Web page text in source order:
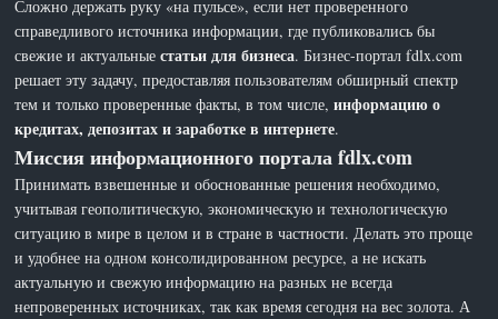
Сложно держать руку «на пульсе», если нет проверенного
справедливого источника информации, где публиковались бы
свежие и актуальныестатьи для бизнеса. Бизнес-портал fdlx.com
решает эту задачу, предоставляя пользователям обширный спектр
тем и только проверенные факты, в том числе,информацию о
кредитах, депозитах и заработке в интернете.
Миссия информационного портала fdlx.com
Принимать взвешенные и обоснованные решения необходимо,
учитывая геополитическую, экономическую и технологическую
ситуацию в мире в целом и в стране в частности. Делать это проще
и удобнее на одном консолидированном ресурсе, а не искать
актуальную и свежую информацию на разных не всегда
непроверенных источниках, так как время сегодня на вес золота. А